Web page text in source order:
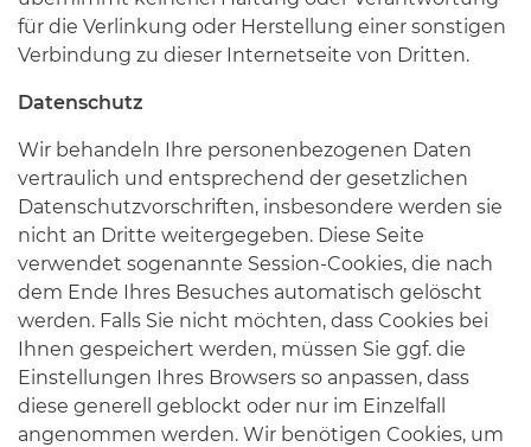
für die Verlinkung oder Herstellung einer sonstigen
Verbindung zu dieser Internetseite von Dritten.
Datenschutz
Wir behandeln Ihre personenbezogenen Daten
vertraulich und entsprechend der gesetzlichen
Datenschutzvorschriften, insbesondere werden sie
nicht an Dritte weitergegeben. Diese Seite
verwendet sogenannte Session-Cookies, die nach
dem Ende Ihres Besuches automatisch gelöscht
werden. Falls Sie nicht möchten, dass Cookies bei
Ihnen gespeichert werden, müssen Sie ggf. die
Einstellungen Ihres Browsers so anpassen, dass
diese generell geblockt oder nur im Einzelfall
angenommen werden. Wir benötigen Cookies, um